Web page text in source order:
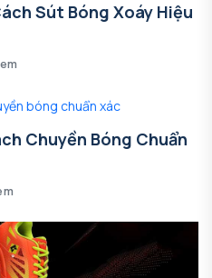
Sút Bóng Xoáy Hiệu
Chuyền Bóng Chuẩn